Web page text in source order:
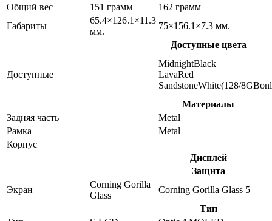
Общий вес
151 грамм
162 грамм
Габариты
65.4×126.1×11.3
мм.
75×156.1×7.3 мм.
Доступные цвета
Доступные
MidnightBlack
LavaRed
SandstoneWhite(128/
Материалы
Задняя часть
Metal
Рамка
Metal
Корпус
Дисплей
Защита
Экран
Corning Gorilla
Glass
Corning Gorilla Glass 5
Тип